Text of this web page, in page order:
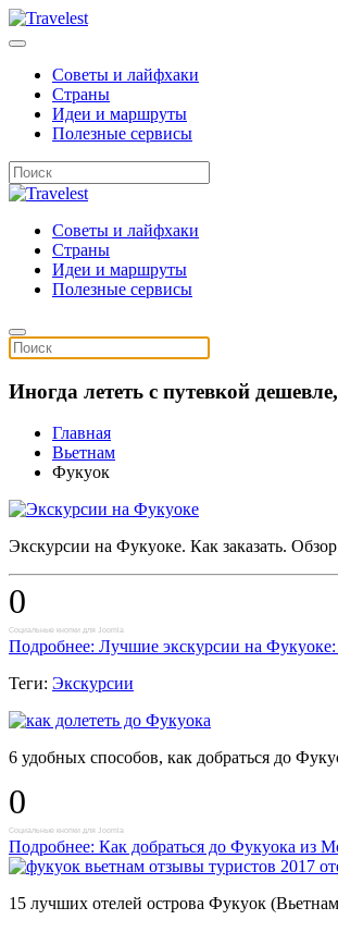
Советы и лайфхаки
Страны
Идеи и маршруты
Полезные сервисы
Советы и лайфхаки
Страны
Идеи и маршруты
Полезные сервисы
Иногда лететь с путевкой
Главная
Вьетнам
Фукуок
Экскурсии на Фукуоке. Как заказать.
0
Социальные кнопки для Joomla
Подробнее: Лучшие экскурсии на Фукуоке:
Теги: Экскурсии
6 удобных способов, как добраться до
0
Социальные кнопки для Joomla
Подробнее: Как добраться до Фукуока из
15 лучших отелей острова Фукуок